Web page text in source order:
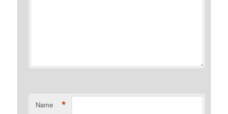
Name *